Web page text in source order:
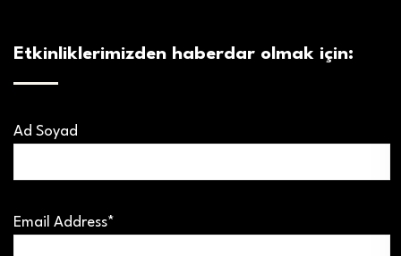
Etkinliklerimizden haberdar olmak için:
Ad Soyad
Email Address*